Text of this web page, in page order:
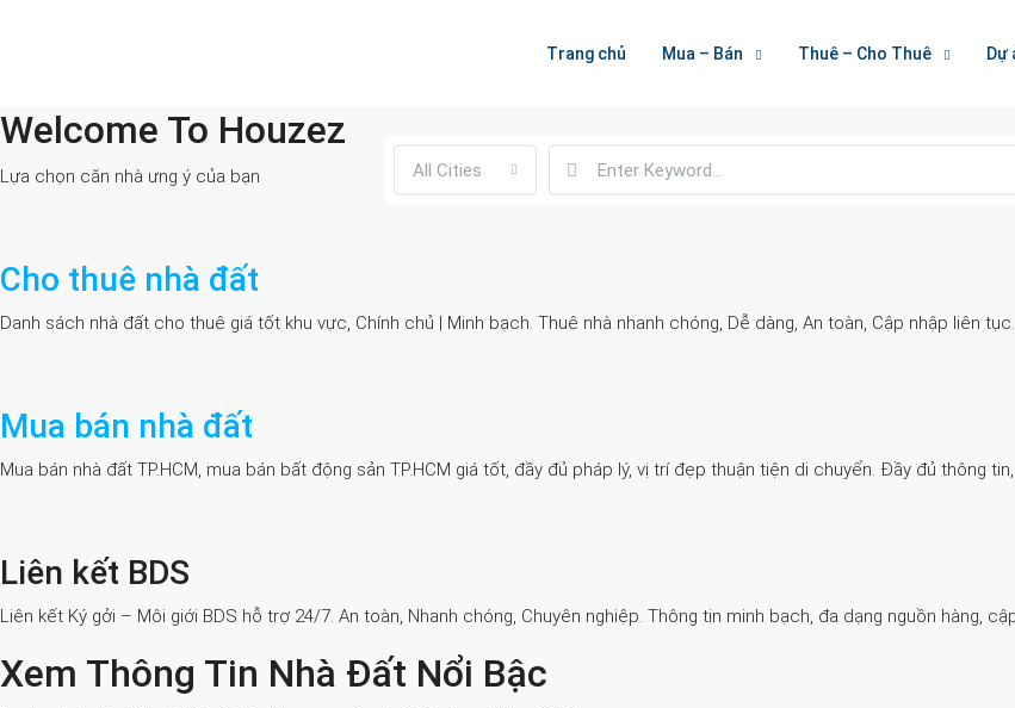
Trang chủ Mua – Bán Thuê – Cho Thuê Dự
Welcome To
All Cities
Welcome To Houzez
Lựa chọn căn nhà ưng ý của bạn
Cho thuê nhà đất
Danh sách nhà đất cho thuê giá tốt khu vực, Chính chủ | Minh bạch. Thuê nhà nhanh chóng, Dễ dàng, An toàn, Cập nhập liên tục.
Mua bán nhà đất
Mua bán nhà đất TP.HCM, mua bán bất động sản TP.HCM giá tốt, đầy đủ pháp lý, vị trí đẹp thuận tiện di chuyển. Đầy đủ thông
Liên kết BDS
Liên kết Ký gởi – Môi giới BDS hỗ trợ 24/7. An toàn, Nhanh chóng, Chuyên nghiệp. Thông tin minh bạch, đa dạng nguồn hàng,
Xem Thông Tin Nhà Đất Nổi Bậc